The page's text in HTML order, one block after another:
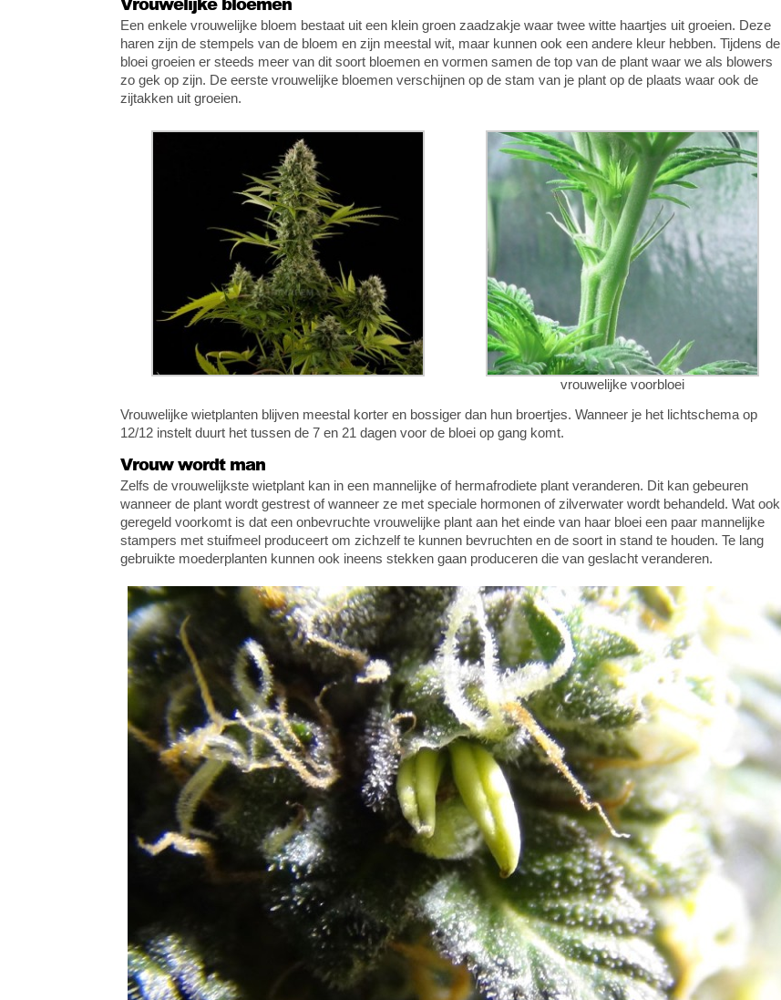
Een enkele vrouwelijke bloem bestaat uit een klein groen zaadzakje waar twee witte haartjes uit groeien. Deze
haren zijn de stempels van de bloem en zijn meestal wit, maar kunnen ook een andere kleur hebben. Tijdens de
bloei groeien er steeds meer van dit soort bloemen en vormen samen de top van de plant waar we als blowers
zo gek op zijn. De eerste vrouwelijke bloemen verschijnen op de stam van je plant op de plaats waar ook de
zijtakken uit groeien.
vrouwelijke voorbloei
Vrouwelijke wietplanten blijven meestal korter en bossiger dan hun broertjes. Wanneer je het lichtschema op
12/12 instelt duurt het tussen de 7 en 21 dagen voor de bloei op gang komt.
Vrouw wordt man
Zelfs de vrouwelijkste wietplant kan in een mannelijke of hermafrodiete plant veranderen. Dit kan gebeuren
wanneer de plant wordt gestrest of wanneer ze met speciale hormonen of zilverwater wordt behandeld. Wat ook
geregeld voorkomt is dat een onbevruchte vrouwelijke plant aan het einde van haar bloei een paar mannelijke
stampers met stuifmeel produceert om zichzelf te kunnen bevruchten en de soort in stand te houden. Te lang
gebruikte moederplanten kunnen ook ineens stekken gaan produceren die van geslacht veranderen.